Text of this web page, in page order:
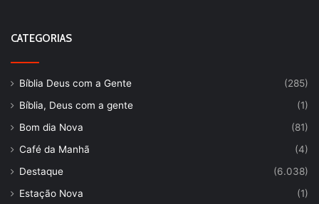
CATEGORIAS
Bíblia Deus com a Gente
(285)
Bíblia, Deus com a gente
(1)
Bom dia Nova
(81)
Café da Manhã
(4)
Destaque
(6.038)
Estação Nova
(1)